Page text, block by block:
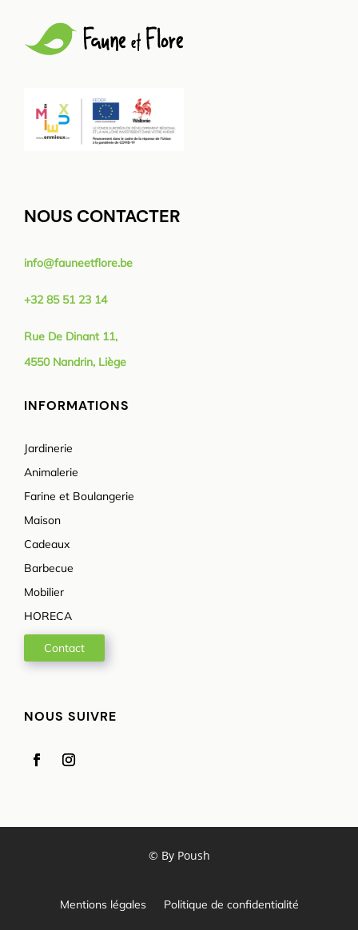
NOUS CONTACTER
info@fauneetflore.be
+32 85 51 23 14
Rue De Dinant 11,
4550 Nandrin, Liège
INFORMATIONS
Jardinerie
Animalerie
Farine et Boulangerie
Maison
Cadeaux
Barbecue
Mobilier
HORECA
Contact
NOUS SUIVRE
© By Poush
Mentions légales Politique de confidentialité